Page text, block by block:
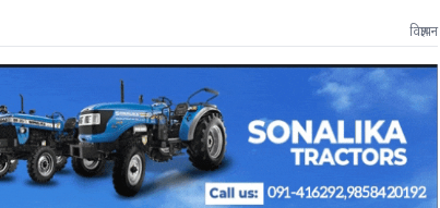
विज्ञापन